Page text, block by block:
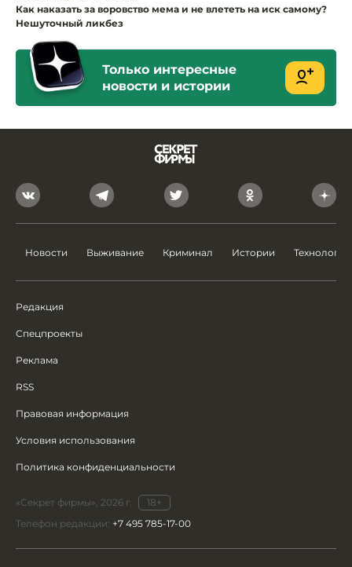
Как наказать за воровство мема и не влететь на иск самому?
Нешуточный ликбез
Только интересные
новости и истории
Новости Выживание Криминал Истории Технологии
Редакция
Спецпроекты
Реклама
RSS
Правовая информация
Условия использования
Политика конфиденциальности
«Секрет фирмы», 2026 г.
18+
Телефон редакции: +7 495 785-17-00